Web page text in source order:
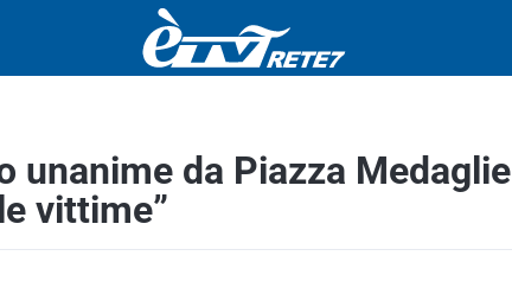
unanime da Piazza Medaglie
vittime”